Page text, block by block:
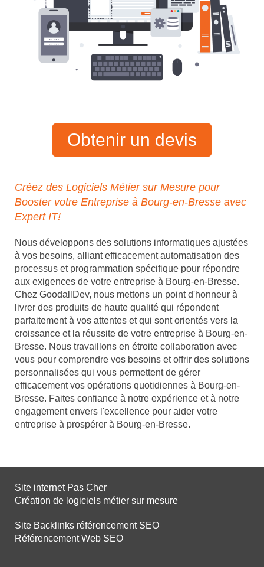
Obtenir un devis
Créez des Logiciels Métier sur Mesure pour
Booster votre Entreprise à Bourg-en-Bresse avec
Expert IT!
Nous développons des solutions informatiques ajustées
à vos besoins, alliant efficacement automatisation des
processus et programmation spécifique pour répondre
aux exigences de votre entreprise à Bourg-en-Bresse.
Chez GoodallDev, nous mettons un point d'honneur à
livrer des produits de haute qualité qui répondent
parfaitement à vos attentes et qui sont orientés vers la
croissance et la réussite de votre entreprise à Bourg-en-
Bresse. Nous travaillons en étroite collaboration avec
vous pour comprendre vos besoins et offrir des solutions
personnalisées qui vous permettent de gérer
efficacement vos opérations quotidiennes à Bourg-en-
Bresse. Faites confiance à notre expérience et à notre
engagement envers l'excellence pour aider votre
entreprise à prospérer à Bourg-en-Bresse.
Site internet Pas Cher
Création de logiciels métier sur mesure
Site Backlinks référencement SEO
Référencement Web SEO